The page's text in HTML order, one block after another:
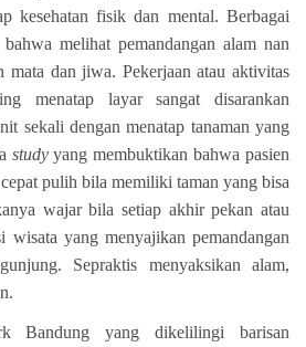
kesehatan fisik dan mental. Berbagai
melihat pemandangan alam nan
mata dan jiwa. Pekerjaan atau aktivitas
menatap layar sangat disarankan
sekali dengan menatap tanaman yang
studyyang membuktikan bahwa pasien
pulih bila memiliki taman yang bisa
wajar bila setiap akhir pekan atau
wisata yang menyajikan pemandangan
Sepraktis menyaksikan alam,
Bandung yang dikelilingi barisan